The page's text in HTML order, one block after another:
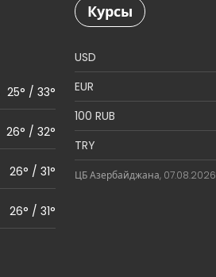
25° / 33°
26° / 32°
26° / 31°
26° / 31°
Курсы
USD
EUR
100 RUB
TRY
ЦБ Азербайджана, 07.08.2026